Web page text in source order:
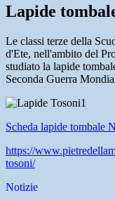
Lapide
Le classi terze della
d'Ete, nell'ambito del
studiato la lapide
Seconda Guerra
Scheda lapide tombale
https://
tosoni/
Notizie